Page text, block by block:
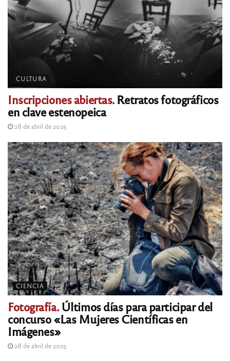
CULTURA
Inscripciones abiertas.Retratos fotográficos
en clave estenopeica
28 de abril de 2025
CIENCIA
Fotografía.Últimos días para participar del
concurso «Las Mujeres Científicas en
Imágenes»
28 de abril de 2025